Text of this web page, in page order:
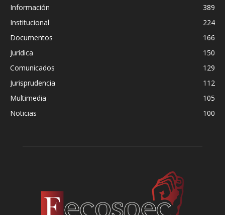
Información
389
Institucional
224
Documentos
166
Jurídica
150
Comunicados
129
Jurisprudencia
112
Multimedia
105
Noticias
100